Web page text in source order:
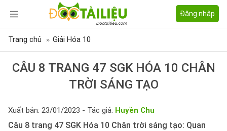
Đăng nhập
Trang chủ Giải Hóa 10
CÂU 8 TRANG 47 SGK HÓA 10 CHÂN
TRỜI SÁNG TẠO
Xuất bản: 23/01/2023 - Tác giả: Huyền Chu
Câu 8 trang 47 SGK Hóa 10 Chân trời sáng tạo: Quan